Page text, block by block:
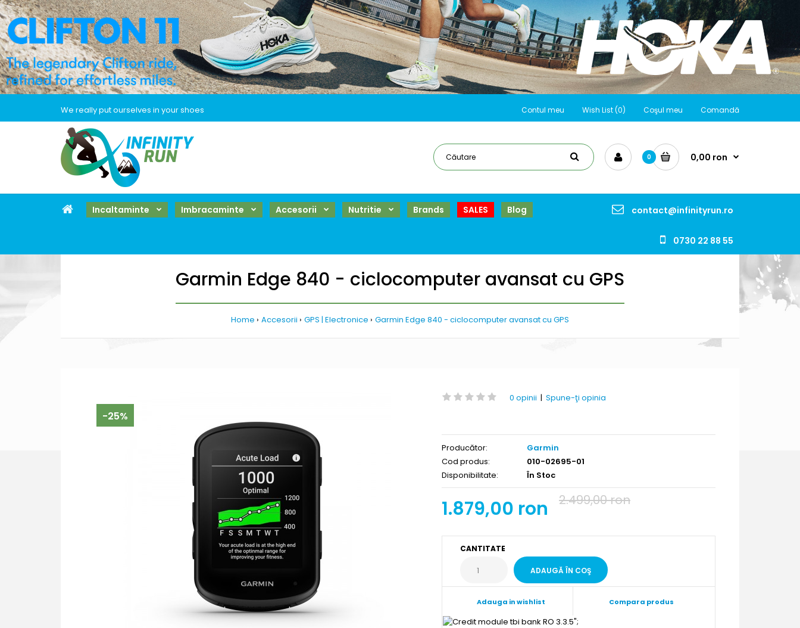
We really put ourselves in your shoes Contul meu Wish List (0) Coşul meu Comandă
0 0,00 ron
Incaltaminte Imbracaminte Accesorii Nutritie Brands SALES Blog contact@infinityrun.ro
0730 22 88 55
Garmin Edge 840 - ciclocomputer avansat cu GPS
Home Accesorii GPS | Electronice Garmin Edge 840 - ciclocomputer avansat cu GPS
-25%
0 opinii | Spune-ţi opinia
Producător:
Garmin
Cod produs:
010-02695-01
Disponibilitate:
În Stoc
1.879,00 ron 2.499,00 ron
CANTITATE
Adauga in wishlist Compara produs
";